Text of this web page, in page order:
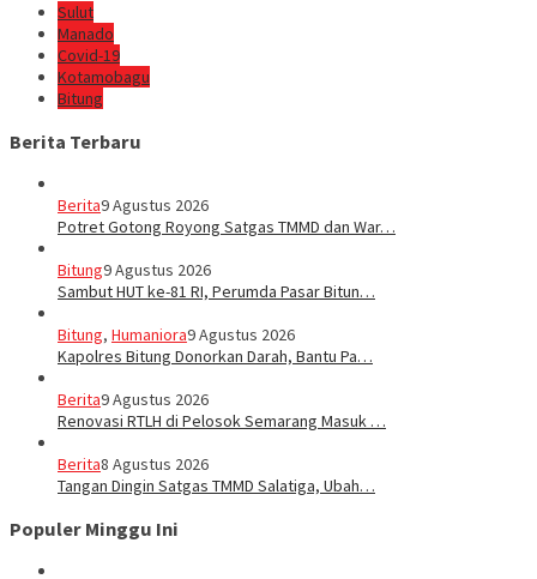
Sulut
Manado
Covid-19
Kotamobagu
Bitung
Berita Terbaru
Berita9 Agustus 2026
Potret Gotong Royong Satgas TMMD dan War…
Bitung9 Agustus 2026
Sambut HUT ke-81 RI, Perumda Pasar Bitun…
Bitung, Humaniora9 Agustus 2026
Kapolres Bitung Donorkan Darah, Bantu Pa…
Berita9 Agustus 2026
Renovasi RTLH di Pelosok Semarang Masuk …
Berita8 Agustus 2026
Tangan Dingin Satgas TMMD Salatiga, Ubah…
Populer Minggu Ini